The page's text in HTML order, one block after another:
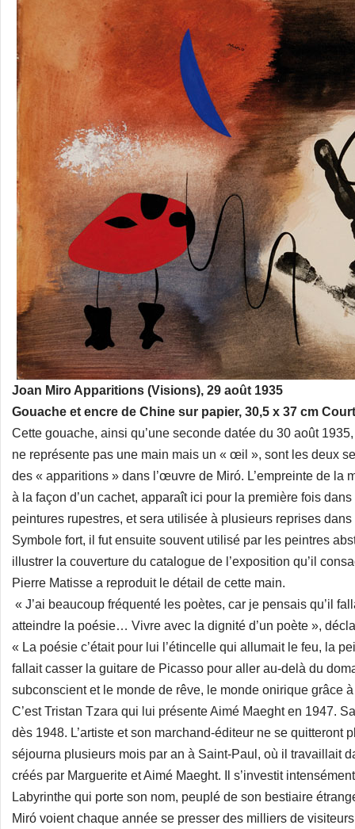
Joan Miro Apparitions (Visions), 29 août 1935
Gouache et encre de Chine sur papier, 30,5 x 37 cm
Cette gouache, ainsi qu’une seconde datée du 30 août
ne représente pas une main mais un « œil », sont les deux
des « apparitions » dans l’œuvre de Miró. L’empreinte de la
à la façon d’un cachet, apparaît ici pour la première fois dans
peintures rupestres, et sera utilisée à plusieurs reprises
Symbole fort, il fut ensuite souvent utilisé par les peintres
illustrer la couverture du catalogue de l’exposition qu’il
Pierre Matisse a reproduit le détail de cette main.
« J’ai beaucoup fréquenté les poètes, car je pensais qu’il
atteindre la poésie… Vivre avec la dignité d’un poète »,
« La poésie c’était pour lui l’étincelle qui allumait le feu, la
fallait casser la guitare de Picasso pour aller au-delà du
subconscient et le monde de rêve, le monde onirique grâce
C’est Tristan Tzara qui lui présente Aimé Maeght en 1947.
dès 1948. L’artiste et son marchand-éditeur ne se quitteront
séjourna plusieurs mois par an à Saint-Paul, où il travaillait
créés par Marguerite et Aimé Maeght. Il s’investit
Labyrinthe qui porte son nom, peuplé de son bestiaire
Miró voient chaque année se presser des milliers de